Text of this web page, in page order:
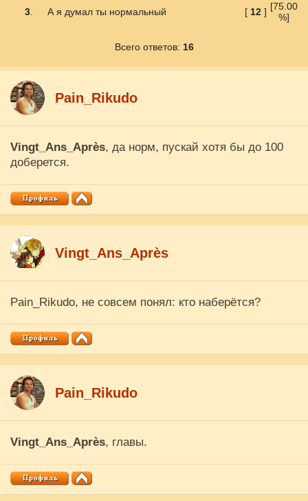
3 А я думал ты нормальный [ 12] [75.00
%]
Всего ответов: 16
Pain_Rikudo
Vingt_Ans_Après, да норм, пускай хотя бы до 100
доберется.
Vingt_Ans_Après
Pain_Rikudo, не совсем понял: кто наберётся?
Pain_Rikudo
Vingt_Ans_Après, главы.